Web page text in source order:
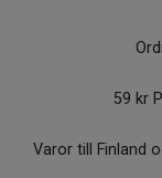
59 kr
Varor till Finland